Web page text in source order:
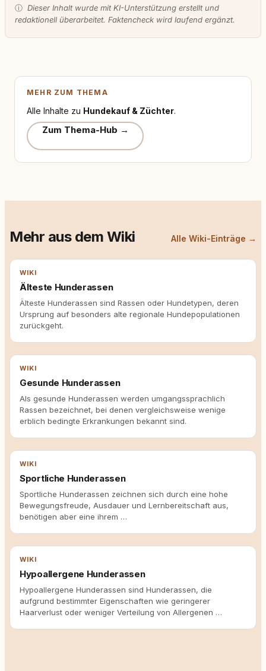
ⓘ Dieser Inhalt wurde mit KI-Unterstützung erstellt und
redaktionell überarbeitet. Faktencheck wird laufend ergänzt.
MEHR ZUM THEMA
Alle Inhalte zu Hundekauf & Züchter.
Zum Thema-Hub →
Mehr aus dem Wiki Alle Wiki-Einträge →
WIKI
Älteste Hunderassen
Älteste Hunderassen sind Rassen oder Hundetypen, deren
Ursprung auf besonders alte regionale Hundepopulationen
zurückgeht.
WIKI
Gesunde Hunderassen
Als gesunde Hunderassen werden umgangssprachlich
Rassen bezeichnet, bei denen vergleichsweise wenige
erblich bedingte Erkrankungen bekannt sind.
WIKI
Sportliche Hunderassen
Sportliche Hunderassen zeichnen sich durch eine hohe
Bewegungsfreude, Ausdauer und Lernbereitschaft aus,
benötigen aber eine ihrem …
WIKI
Hypoallergene Hunderassen
Hypoallergene Hunderassen sind Hunderassen, die
aufgrund bestimmter Eigenschaften wie geringerer
Haarverlust oder weniger Verteilung von Allergenen …